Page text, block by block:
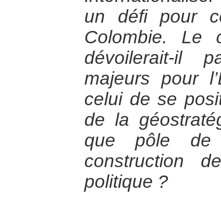
un défi pour
Colombie. Le
dévoilerait-il
majeurs pour
celui de se
de la
que pôle de
construction
politique ?